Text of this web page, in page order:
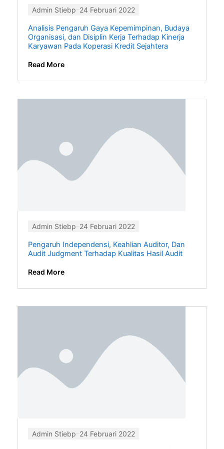
Admin Stiebp 24 Februari 2022
Analisis Pengaruh Gaya Kepemimpinan, Budaya
Organisasi, dan Disiplin Kerja Terhadap Kinerja
Karyawan Pada Koperasi Kredit Sejahtera
Read More
Admin Stiebp 24 Februari 2022
Pengaruh Independensi, Keahlian Auditor, Dan
Audit Judgment Terhadap Kualitas Hasil Audit
Read More
Admin Stiebp 24 Februari 2022